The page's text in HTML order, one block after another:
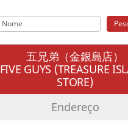
五兄弟（金銀島店）
FIVE GUYS (TREASURE
STORE)
Endereço